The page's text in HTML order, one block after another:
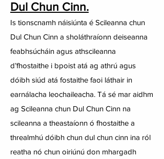
Dul Chun Cinn.
Is tionscnamh náisiúnta é Scileanna chun
Dul Chun Cinn a sholáthraíonn deiseanna
feabhsúcháin agus athscileanna
d’fhostaithe i bpoist atá ag athrú agus
dóibh siúd atá fostaithe faoi láthair in
earnálacha leochaileacha. Tá sé mar aidhm
ag Scileanna chun Dul Chun Cinn na
scileanna a theastaíonn ó fhostaithe a
threalmhú dóibh chun dul chun cinn ina ról
reatha nó chun oiriúnú don mhargadh